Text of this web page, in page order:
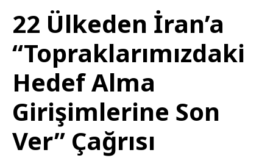
22 Ülkeden İran’a
“Topraklarımızdaki
Hedef Alma
Girişimlerine Son
Ver” Çağrısı